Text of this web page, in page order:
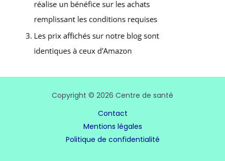
Copyright © 2026 Centre de santé
Contact
Mentions légales
Politique de confidentialité